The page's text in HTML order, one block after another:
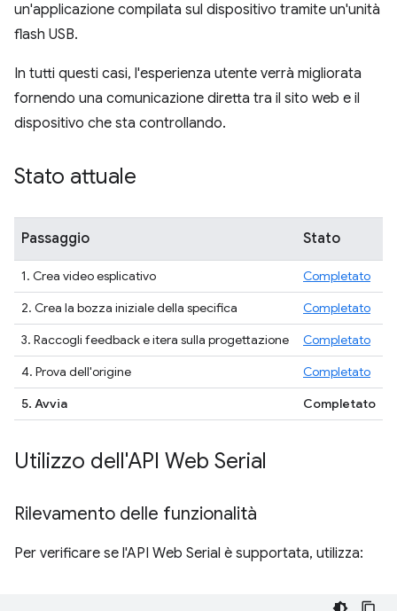
un'applicazione compilata sul dispositivo tramite un'unità
flash USB.
In tutti questi casi, l'esperienza utente verrà migliorata
fornendo una comunicazione diretta tra il sito web e il
dispositivo che sta controllando.
Stato attuale
Passaggio Stato
1. Crea video esplicativo
Completato
2. Crea la bozza iniziale della specifica
Completato
3. Raccogli feedback e itera sulla progettazione
Completato
4. Prova dell'origine
Completato
5. Avvia
Completato
Utilizzo dell'API Web Serial
Rilevamento delle funzionalità
Per verificare se l'API Web Serial è supportata, utilizza: